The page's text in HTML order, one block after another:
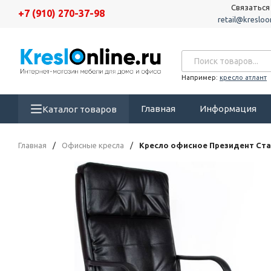
+7 (910) 270-37-98
Например: кресло атлант
Каталог товаров Главная Информация
Главная / Офисные кресла / Кресло офисное Президент